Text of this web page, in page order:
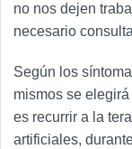
no nos dejen
necesario
Según los
mismos se
es recurrir a la
artificiales,